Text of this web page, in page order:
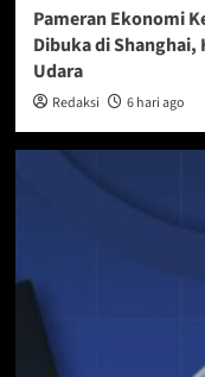
Pameran Ekonomi
Dibuka di Shanghai,
Udara
Redaksi 6 hari ago